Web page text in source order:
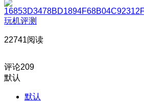
玩机评测
22741阅读
评论209
默认
默认